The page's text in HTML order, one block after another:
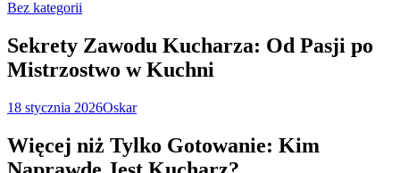
Bez kategorii
Sekrety Zawodu Kucharza: Od Pasji po
Mistrzostwo w Kuchni
18 stycznia 2026Oskar
Więcej niż Tylko Gotowanie: Kim